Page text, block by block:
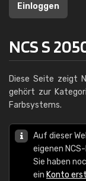
Einloggen
NCS S
Diese Seite zeigt
gehört zur
Farbsystems.
Auf dieser
eigenen
Sie haben
ein Konto